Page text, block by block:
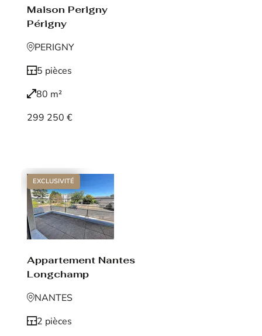
Maison Perigny
Périgny
PERIGNY
5 pièces
80 m²
299 250 €
EXCLUSIVITÉ
Appartement Nantes
Longchamp
NANTES
2 pièces